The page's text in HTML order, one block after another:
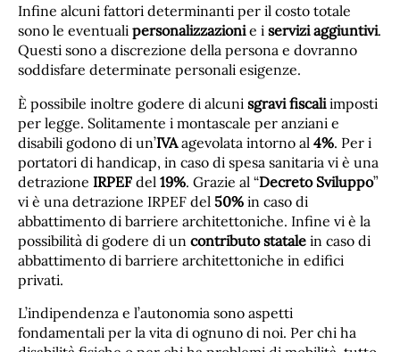
Infine alcuni fattori determinanti per il costo totale
sono le eventuali personalizzazionie i servizi aggiuntivi.
Questi sono a discrezione della persona e dovranno
soddisfare determinate personali esigenze.
È possibile inoltre godere di alcuni sgravi fiscaliimposti
per legge. Solitamente i montascale per anziani e
disabili godono di un’IVAagevolata intorno al 4%. Per i
portatori di handicap, in caso di spesa sanitaria vi è una
detrazione IRPEF del 19%. Grazie al “Decreto Sviluppo”
vi è una detrazione IRPEF del 50% in caso di
abbattimento di barriere architettoniche. Infine vi è la
possibilità di godere di un contributo statale in caso di
abbattimento di barriere architettoniche in edifici
privati.
L’indipendenza e l’autonomia sono aspetti
fondamentali per la vita di ognuno di noi. Per chi ha